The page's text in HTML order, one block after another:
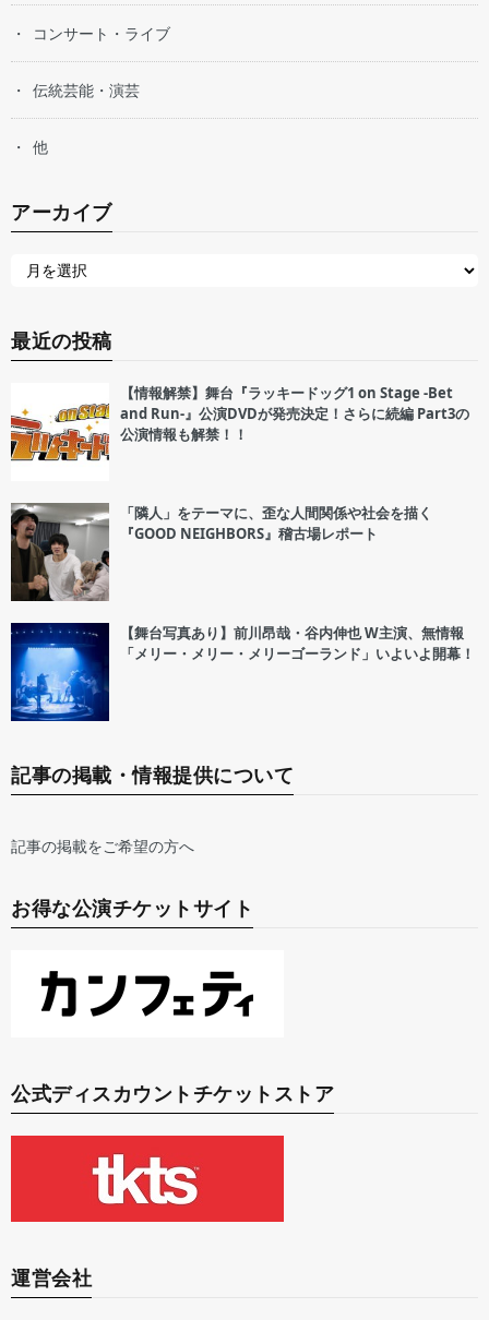
コンサート・ライブ
伝統芸能・演芸
他
アーカイブ
最近の投稿
【情報解禁】舞台『ラッキードッグ1 on Stage -Bet
and Run-』公演DVDが発売決定！さらに続編 Part3の
公演情報も解禁！！
「隣人」をテーマに、歪な人間関係や社会を描く
『GOOD NEIGHBORS』稽古場レポート
【舞台写真あり】前川昂哉・谷内伸也 W主演、無情報
「メリー・メリー・メリーゴーランド」いよいよ開幕！
記事の掲載・情報提供について
記事の掲載をご希望の方へ
お得な公演チケットサイト
公式ディスカウントチケットストア
運営会社